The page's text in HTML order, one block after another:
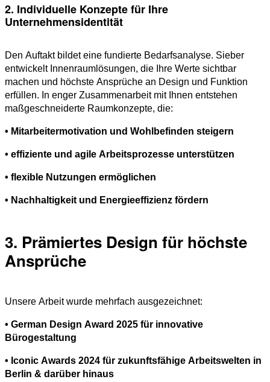
2. Individuelle Konzepte für Ihre
Unternehmensidentität
Den Auftakt bildet eine fundierte Bedarfsanalyse. Sieber
entwickelt Innenraumlösungen, die Ihre Werte sichtbar
machen und höchste Ansprüche an Design und Funktion
erfüllen. In enger Zusammenarbeit mit Ihnen entstehen
maßgeschneiderte Raumkonzepte, die:
• Mitarbeitermotivation und Wohlbefinden steigern
• effiziente und agile Arbeitsprozesse unterstützen
• flexible Nutzungen ermöglichen
• Nachhaltigkeit und Energieeffizienz fördern
3. Prämiertes Design für höchste
Ansprüche
Unsere Arbeit wurde mehrfach ausgezeichnet:
• German Design Award 2025 für innovative
Bürogestaltung
• Iconic Awards 2024 für zukunftsfähige Arbeitswelten in
Berlin & darüber hinaus